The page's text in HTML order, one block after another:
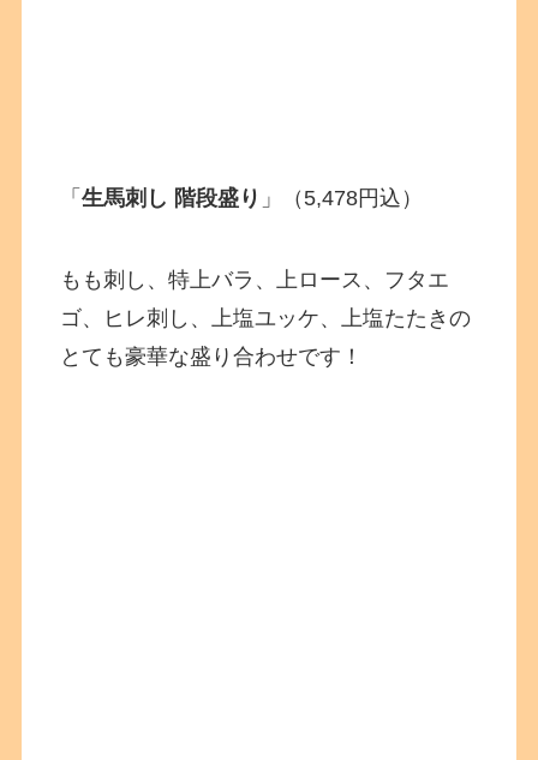
「生馬刺し 階段盛り 」（5,478円込）
もも刺し、特上バラ、上ロース、フタエ
ゴ、ヒレ刺し、上塩ユッケ、上塩たたきの
とても豪華な盛り合わせです！